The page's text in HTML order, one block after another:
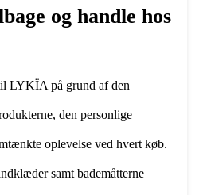
og handle hos
LYKÏA på grund af den
den personlige
oplevelse ved hvert køb.
samt bademåtterne